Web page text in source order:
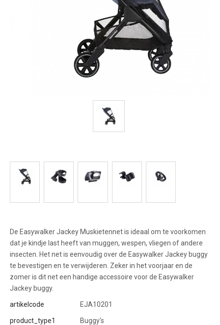
De Easywalker Jackey Muskietennet is ideaal om te voorkomen
dat je kindje last heeft van muggen, wespen, vliegen of andere
insecten. Het net is eenvoudig over de Easywalker Jackey buggy
te bevestigen en te verwijderen. Zeker in het voorjaar en de
zomer is dit net een handige accessoire voor de Easywalker
Jackey buggy.
artikelcode EJA10201
product_type1 Buggy's